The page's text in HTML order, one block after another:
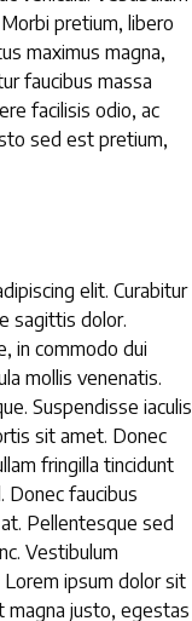
pretium, libero
maximus magna,
faucibus massa
facilisis odio, ac
sed est pretium,
elit. Curabitur
sagittis dolor.
in commodo dui
mollis venenatis.
Suspendisse iaculis
sit amet. Donec
fringilla tincidunt
faucibus
Pellentesque sed
Vestibulum
ipsum dolor sit
magna justo, egestas